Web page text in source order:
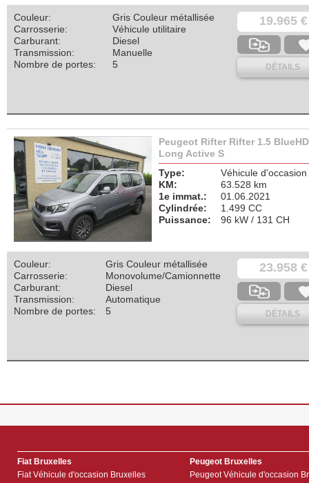
19.965 €
DÉTAILS
Couleur:
Gris Couleur métallisée
Carrosserie:
Véhicule utilitaire
Carburant:
Diesel
Transmission:
Manuelle
Nombre de portes:
5
Peugeot Rifter Rifter 1.5
Long Active S
Type:
Véhicule d'occasion
KM:
63.528 km
1e immat.:
01.06.2021
Cylindrée:
1.499 CC
Puissance:
96 kW / 131 CH
23.958 €
DÉTAILS
Couleur:
Gris Couleur métallisée
Carrosserie:
Monovolume/Camionnette
Carburant:
Diesel
Transmission:
Automatique
Nombre de portes:
5
Fiat Bruxelles
Fiat Véhicule d'occasion Bruxelles
Peugeot Bruxelles
Peugeot Véhicule d'occasion